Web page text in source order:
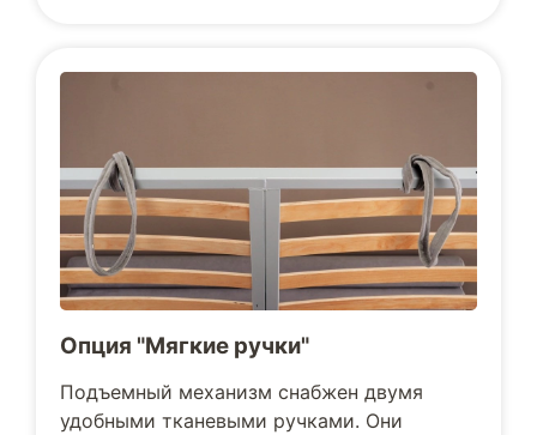
Опция "Мягкие ручки"
Подъемный механизм снабжен двумя
удобными тканевыми ручками. Они